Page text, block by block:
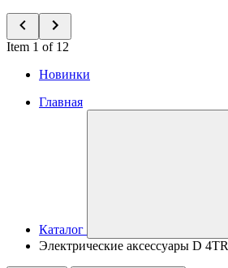
Item 1 of 12
Новинки
Главная
Каталог
Электрические аксессуары D 4TR